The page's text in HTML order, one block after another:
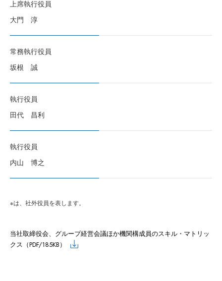
上席執行役員
大門 淳
常務執行役員
坂根 誠
執行役員
田代 昌利
執行役員
内山 博之
※は、社外役員を表します。
当社取締役会、グループ経営会議ほか機関構成員のスキル・マトリッ
クス（PDF/185KB）